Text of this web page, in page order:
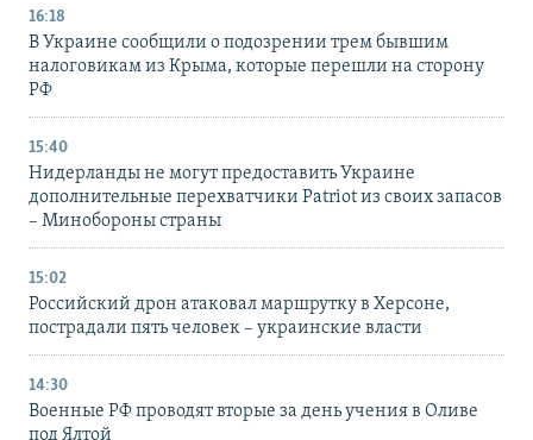
16:18
В Украине сообщили о подозрении трем бывшим
налоговикам из Крыма, которые перешли на сторону
РФ
15:40
Нидерланды не могут предоставить Украине
дополнительные перехватчики Patriot из своих запасов
– Минобороны страны
15:02
Российский дрон атаковал маршрутку в Херсоне,
пострадали пять человек – украинские власти
14:30
Военные РФ проводят вторые за день учения в Оливе
под Ялтой